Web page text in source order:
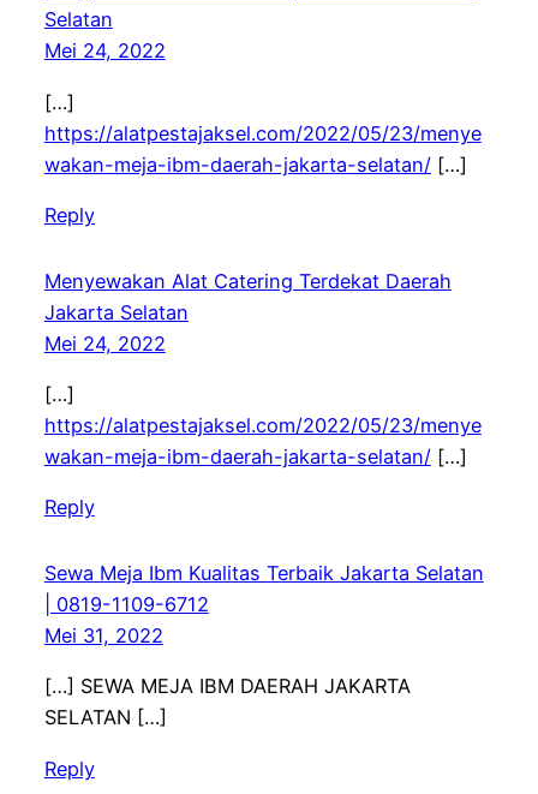
Selatan
Mei 24, 2022
[…]
https://alatpestajaksel.com/2022/05/23/menye
wakan-meja-ibm-daerah-jakarta-selatan/[…]
Reply
Menyewakan Alat Catering Terdekat Daerah
Jakarta Selatan
Mei 24, 2022
[…]
https://alatpestajaksel.com/2022/05/23/menye
wakan-meja-ibm-daerah-jakarta-selatan/[…]
Reply
Sewa Meja Ibm Kualitas Terbaik Jakarta Selatan
| 0819-1109-6712
Mei 31, 2022
[…] SEWA MEJA IBM DAERAH JAKARTA
SELATAN […]
Reply